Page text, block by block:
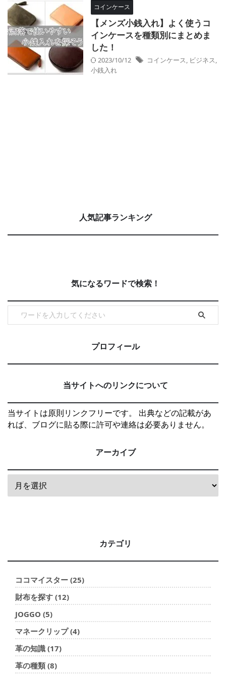
コインケース
【メンズ小銭入れ】よく使うコ
インケースを種類別にまとめま
した！
2023/10/12 コインケース, ビジネス,
小銭入れ
人気記事ランキング
気になるワードで検索！
プロフィール
当サイトへのリンクについて
当サイトは原則リンクフリーです。 出典などの記載があ
れば、ブログに貼る際に許可や連絡は必要ありません。
アーカイブ
カテゴリ
ココマイスター (25)
財布を探す (12)
JOGGO (5)
マネークリップ (4)
革の知識 (17)
革の種類 (8)